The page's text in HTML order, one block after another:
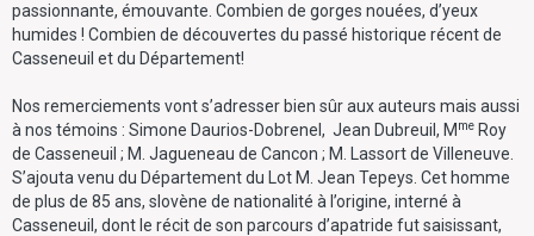
passionnante, émouvante. Combien de gorges nouées, d’yeux
humides ! Combien de découvertes du passé historique récent de
Casseneuil et du Département!
Nos remerciements vont s’adresser bien sûr aux auteurs mais aussi
à nos témoins : Simone Daurios-Dobrenel, Jean Dubreuil, M me Roy
de Casseneuil ; M. Jagueneau de Cancon ; M. Lassort de Villeneuve.
S’ajouta venu du Département du Lot M. Jean Tepeys. Cet homme
de plus de 85 ans, slovène de nationalité à l’origine, interné à
Casseneuil, dont le récit de son parcours d’apatride fut saisissant,